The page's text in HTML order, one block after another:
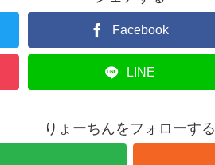
Facebook
LINE
りょーちんをフォローする